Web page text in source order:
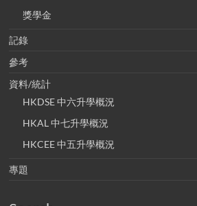
獎學金
記錄
參考
資料/統計
HKDSE 中六升學概況
HKAL 中七升學概況
HKCEE 中五升學概況
專題